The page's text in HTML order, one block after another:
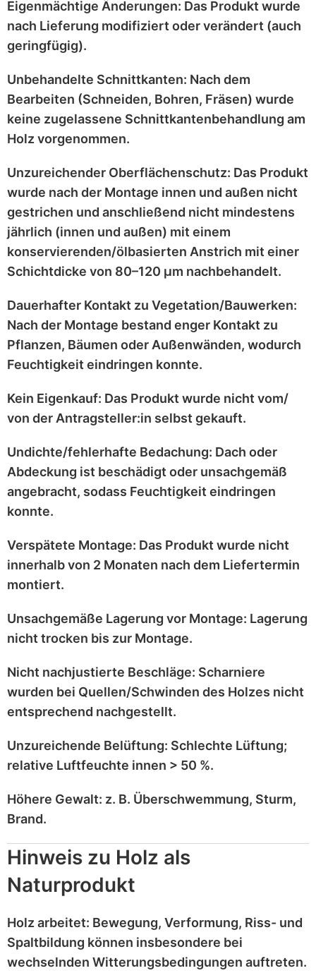
Eigenmächtige Änderungen: Das Produkt wurde
nach Lieferung modifiziert oderverändert (auch
geringfügig).
Unbehandelte Schnittkanten: Nach dem
Bearbeiten (Schneiden, Bohren, Fräsen) wurde
keine zugelassene Schnittkantenbehandlung am
Holz vorgenommen.
Unzureichender Oberflächenschutz: Das Produkt
wurde nach der Montage innen und außen nicht
gestrichen und anschließend nicht mindestens
jährlich (innen und außen) mit einem
konservierenden/ölbasierten Anstrich mit einer
Schichtdicke von 80–120 μm nachbehandelt.
Dauerhafter Kontakt zu Vegetation/Bauwerken:
Nach der Montage bestand enger Kontakt zu
Pflanzen, Bäumen oder Außenwänden, wodurch
Feuchtigkeit eindringen konnte.
Kein Eigenkauf: Das Produkt wurde nicht vom/
von der Antragsteller:in selbst gekauft.
Undichte/fehlerhafte Bedachung: Dach oder
Abdeckung ist beschädigt oder unsachgemäß
angebracht, sodass Feuchtigkeit eindringen
konnte.
Verspätete Montage: Das Produkt wurde nicht
innerhalb von 2 Monaten nach dem Liefertermin
montiert.
Unsachgemäße Lagerung vor Montage: Lagerung
nicht trocken bis zur Montage.
Nicht nachjustierte Beschläge: Scharniere
wurden bei Quellen/Schwinden des Holzes nicht
entsprechend nachgestellt.
Unzureichende Belüftung: Schlechte Lüftung;
relative Luftfeuchte innen > 50 %.
Höhere Gewalt: z. B. Überschwemmung, Sturm,
Brand.
Hinweis zu Holz als
Naturprodukt
Holz arbeitet: Bewegung, Verformung, Riss- und
Spaltbildung können insbesondere bei
wechselnden Witterungsbedingungen auftreten.